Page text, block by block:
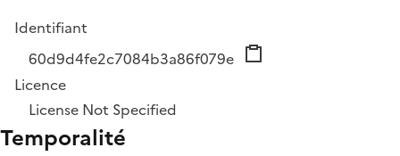
Identifiant
60d9d4fe2c7084b3a86f079e
Licence
License Not Specified
Temporalité